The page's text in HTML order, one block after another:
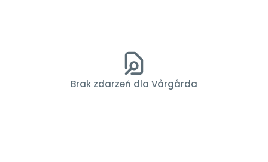
Brak zdarzeń dla Vårgårda